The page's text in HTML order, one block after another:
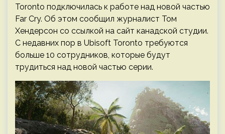
Toronto подключилась к работе над новой частью
Far Cry. Об этом сообщил журналист Том
Хендерсон со ссылкой на сайт канадской студии.
С недавних пор в Ubisoft Toronto требуются
больше 10 сотрудников, которые будут
трудиться над новой частью серии.